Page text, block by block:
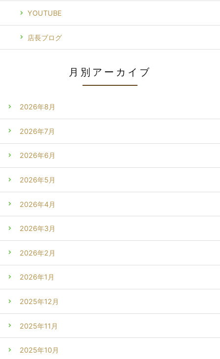
YOUTUBE
店長ブログ
月別アーカイブ
2026年8月
2026年7月
2026年6月
2026年5月
2026年4月
2026年3月
2026年2月
2026年1月
2025年12月
2025年11月
2025年10月